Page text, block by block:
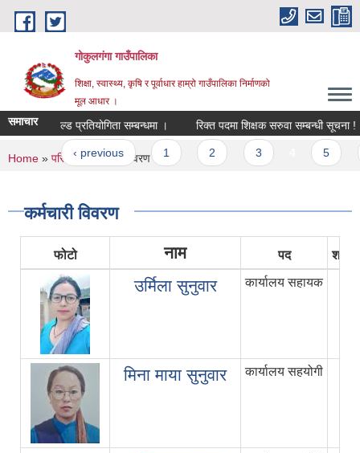
Skip to main content
गोकुलगंगा गाउँपालिका
शिक्षा, स्वास्थ्य, कृषि र पूर्वाधार हाम्रो गाउँपालिका निर्माणको
मूल आधार ।
समाचार
रनिङ शिल्ड प्रतियोगिता सम्बन्धमा । रिक्त पदमा शिक्षक सरुवा सम्बन्धी सूचना !
first ‹ previous
You are here
Home » परिचय » कर्मचारी विवरण
कर्मचारी विवरण
फोटो नाम पद शाखा
उर्मिला सुनुवार कार्यालय सहायक
मिना माया सुनुवार कार्यालय सहयोगी